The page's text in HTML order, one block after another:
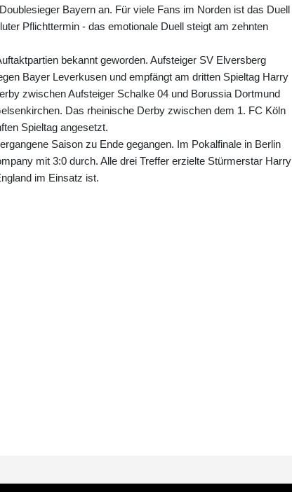
Bayern an. Für viele Fans im Norden ist das Duell
Pflichttermin - das emotionale Duell steigt am zehnten
bekannt geworden. Aufsteiger SV Elversberg
Bayer Leverkusen und empfängt am dritten Spieltag Harry
zwischen Aufsteiger Schalke 04 und Borussia Dortmund
Das rheinische Derby zwischen dem 1. FC Köln
Spieltag angesetzt.
Saison zu Ende gegangen. Im Pokalfinale in Berlin
mit 3:0 durch. Alle drei Treffer erzielte Stürmerstar Harry
im Einsatz ist.